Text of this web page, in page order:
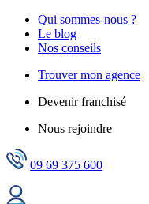
Qui sommes-nous ?
Le blog
Nos conseils
Trouver mon agence
Devenir franchisé
Nous rejoindre
09 69 375 600